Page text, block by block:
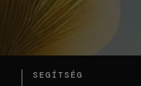
SEGÍTSÉG